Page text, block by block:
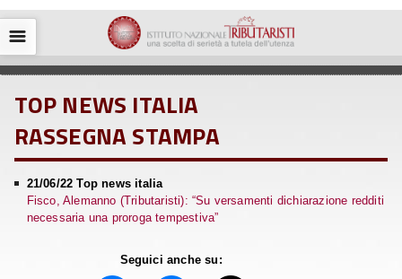
☰
TOP NEWS ITALIA
RASSEGNA STAMPA
21/06/22 Top news italia
Fisco, Alemanno (Tributaristi): “Su versamenti dichiarazione redditi
necessaria una proroga tempestiva”
Seguici anche su: